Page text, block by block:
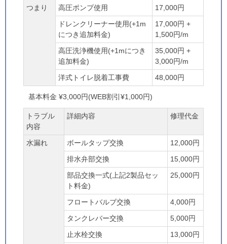
つまり 高圧ポンプ使用
17,000円
ドレンクリーナー使用(+1m
につき追加料金)
17,000円 +
1,500円/m
高圧洗浄機使用(+1mにつき
追加料金)
35,000円 +
3,000円/m
洋式トイレ脱着工事費
48,000円
基本料金 ¥3,000円(WEB割引¥1,000円)
トラブル
内容
詳細内容 修理代金
水漏れ ボールタップ交換
12,000円
排水弁部交換
15,000円
部品交換一式(上記2製品セッ
ト料金)
25,000円
フロートバルブ交換
4,000円
タンクレバー交換
5,000円
止水栓交換
13,000円